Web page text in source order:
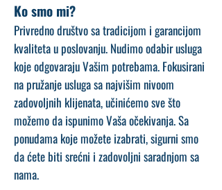
Ko smo mi?
Privredno društvo sa tradicijom i garancijom
kvaliteta u poslovanju. Nudimo odabir usluga
koje odgovaraju Vašim potrebama. Fokusirani
na pružanje usluga sa najvišim nivoom
zadovoljnih klijenata, učinićemo sve što
možemo da ispunimo Vaša očekivanja. Sa
ponudama koje možete izabrati, sigurni smo
da ćete biti srećni i zadovoljni saradnjom sa
nama.